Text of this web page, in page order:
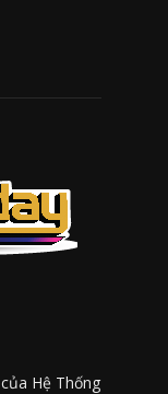
Hệ Thống